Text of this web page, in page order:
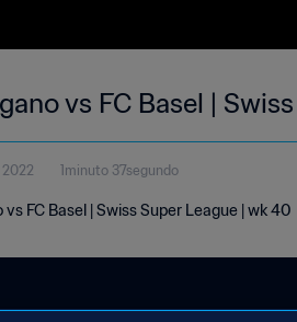
vs FC Basel |
1minuto 37segundo
vs FC Basel | Swiss Super League | wk 40